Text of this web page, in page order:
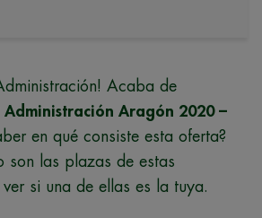
Acaba de
Administración Aragón 2020 –
en qué consiste esta oferta?
son las plazas de estas
si una de ellas es la tuya.